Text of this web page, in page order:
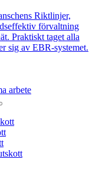
Riktlinjer,
förvaltning
Praktiskt taget alla
sig av EBR-systemet.
arbete